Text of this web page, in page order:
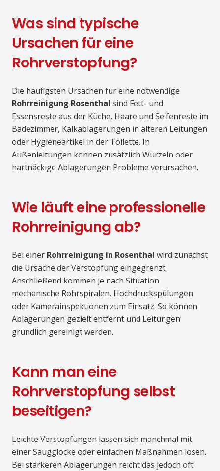
Was sind typische
Ursachen für eine
Rohrverstopfung?
Die häufigsten Ursachen für eine notwendige
Rohrreinigung Rosenthal sind Fett- und
Essensreste aus der Küche, Haare und Seifenreste im
Badezimmer, Kalkablagerungen in älteren Leitungen
oder Hygieneartikel in der Toilette. In
Außenleitungen können zusätzlich Wurzeln oder
hartnäckige Ablagerungen Probleme verursachen.
Wie läuft eine professionelle
Rohrreinigung ab?
Bei einer Rohrreinigung in Rosenthal wird zunächst
die Ursache der Verstopfung eingegrenzt.
Anschließend kommen je nach Situation
mechanische Rohrspiralen, Hochdruckspülungen
oder Kamerainspektionen zum Einsatz. So können
Ablagerungen gezielt entfernt und Leitungen
gründlich gereinigt werden.
Kann man eine
Rohrverstopfung selbst
beseitigen?
Leichte Verstopfungen lassen sich manchmal mit
einer Saugglocke oder einfachen Maßnahmen lösen.
Bei stärkeren Ablagerungen reicht das jedoch oft